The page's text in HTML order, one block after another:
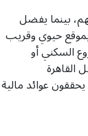
بينما يفضل
حيوي وقريب
السكني أو
القاهرة
عوائد مالية